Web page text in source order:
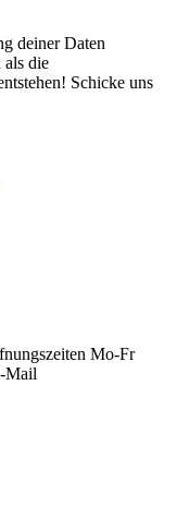
deiner Daten
als die
Schicke uns
Mo-Fr
Mail